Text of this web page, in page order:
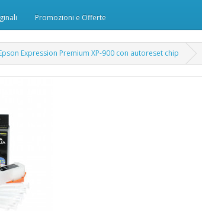
Promozioni e Offerte
Expression Premium XP-900 con autoreset chip